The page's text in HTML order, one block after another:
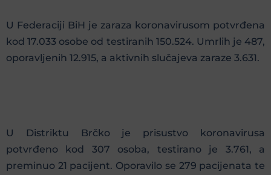
U Federaciji BiH je zaraza koronavirusom potvrđena
kod 17.033 osobe od testiranih 150.524. Umrlih je 487,
oporavljenih 12.915, a aktivnih slučajeva zaraze 3.631.
U Distriktu Brčko je prisustvo koronavirusa
potvrđeno kod 307 osoba, testirano je 3.761, a
preminuo 21 pacijent. Oporavilo se 279 pacijenata te